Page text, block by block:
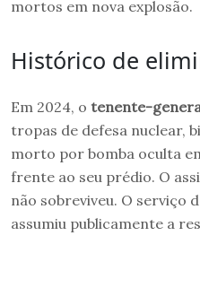
mortos em nova explosão.
Histórico de
Em 2024, o tenente-
tropas de defesa nuclear,
morto por bomba oculta
frente ao seu prédio. O
não sobreviveu. O serviço
assumiu publicamente a